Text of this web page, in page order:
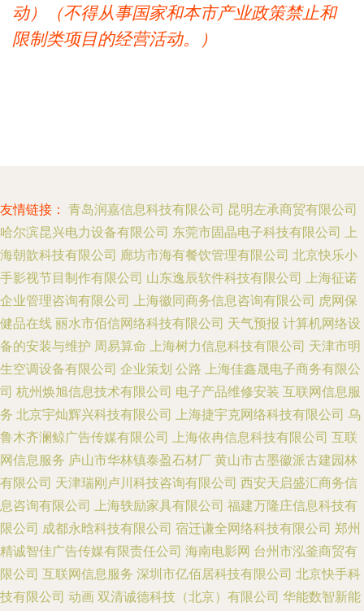
动）（不得从事国家和本市产业政策禁止和
限制类项目的经营活动。）
友情链接： 青岛润嘉信息科技有限公司 昆明左承商贸有限公司
哈尔滨昆兴电力设备有限公司 东莞市固晶电子科技有限公司 上
海朝歆科技有限公司 廊坊市海有餐饮管理有限公司 北京快乐小
手影视节目制作有限公司 山东逸辰软件科技有限公司 上海征诺
企业管理咨询有限公司 上海徽同商务信息咨询有限公司 虎网保
健品在线 丽水市佰信网络科技有限公司 天气预报 计算机网络设
备的安装与维护 周易算命 上海树力信息科技有限公司 天津市明
生空调设备有限公司 企业策划 公路 上海佳鑫晟电子商务有限公
司 杭州焕旭信息技术有限公司 电子产品维修安装 互联网信息服
务 北京宇灿辉兴科技有限公司 上海捷宇克网络科技有限公司 乌
鲁木齐澜鲸广告传媒有限公司 上海依冉信息科技有限公司 互联
网信息服务 庐山市华林镇泰盈石材厂 黄山市古墨徽派古建园林
有限公司 天津瑞刚卢川科技咨询有限公司 西安天启盛汇商务信
息咨询有限公司 上海轶励家具有限公司 福建万隆庄信息科技有
限公司 成都永晗科技有限公司 宿迁谦全网络科技有限公司 郑州
精诚智佳广告传媒有限责任公司 海南电影网 台州市泓釜商贸有
限公司 互联网信息服务 深圳市亿佰居科技有限公司 北京快手科
技有限公司 动画 双清诚德科技（北京）有限公司 华能数智新能